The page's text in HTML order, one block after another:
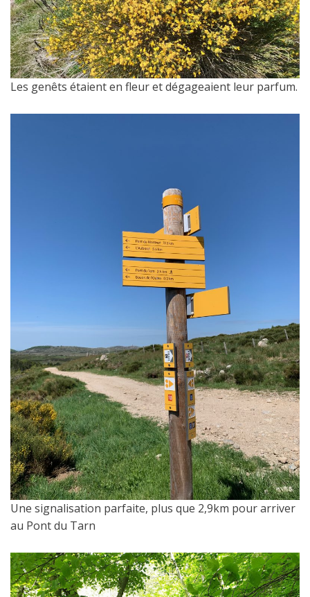
Les genêts étaient en fleur et dégageaient leur parfum.
Une signalisation parfaite, plus que 2,9km pour arriver
au Pont du Tarn